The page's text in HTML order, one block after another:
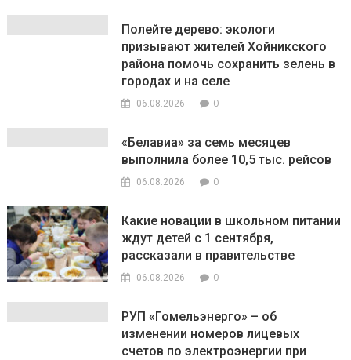
Полейте дерево: экологи
призывают жителей Хойникского
района помочь сохранить зелень в
городах и на селе
06.08.2026 0
«Белавиа» за семь месяцев
выполнила более 10,5 тыс. рейсов
06.08.2026 0
Какие новации в школьном питании
ждут детей с 1 сентября,
рассказали в правительстве
06.08.2026 0
РУП «Гомельэнерго» – об
изменении номеров лицевых
счетов по электроэнергии при